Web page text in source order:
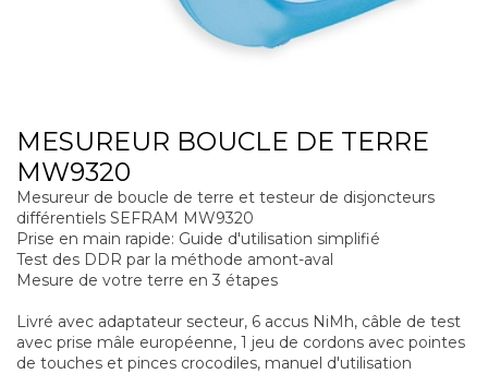
MESUREUR BOUCLE DE TERRE
MW9320
Mesureur de boucle de terre et testeur de disjoncteurs
différentiels SEFRAM MW9320
Prise en main rapide: Guide d'utilisation simplifié
Test des DDR par la méthode amont-aval
Mesure de votre terre en 3 étapes
Livré avec adaptateur secteur, 6 accus NiMh, câble de test
avec prise mâle européenne, 1 jeu de cordons avec pointes
de touches et pinces crocodiles, manuel d'utilisation